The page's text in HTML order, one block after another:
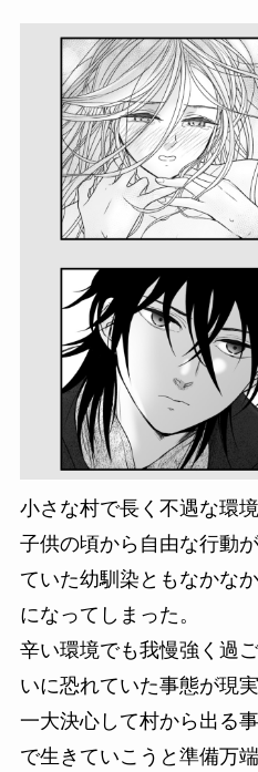
小さな村で長く不遇な環
子供の頃から自由な行動
ていた幼馴染ともなかな
になってしまった。
辛い環境でも我慢強く過
いに恐れていた事態が現
一大決心して村から出る
で生きていこうと準備万